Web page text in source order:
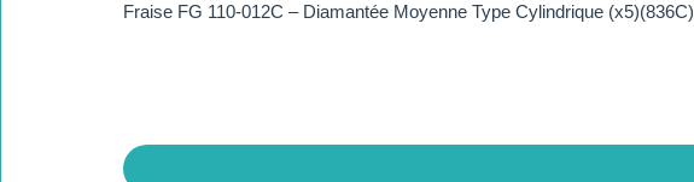
Fraise FG 110-012C – Diamantée Moyenne Type Cylindrique (x5)(836C)